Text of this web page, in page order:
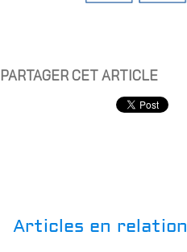
PARTAGER CET ARTICLE
Articles en relation